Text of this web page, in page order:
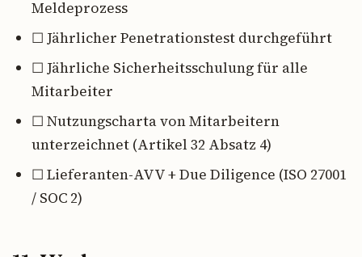
Meldeprozess
☐ Jährlicher Penetrationstest durchgeführt
☐ Jährliche Sicherheitsschulung für alle
Mitarbeiter
☐ Nutzungscharta von Mitarbeitern
unterzeichnet (Artikel 32 Absatz 4)
☐ Lieferanten-AVV + Due Diligence (ISO 27001
/ SOC 2)